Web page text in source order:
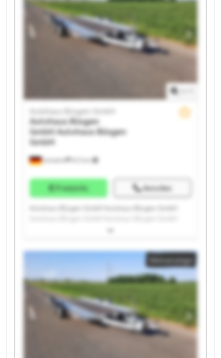
Autohaus Büsgen GmbH Autohaus Büsgen GmbH
Autohaus Büsgen GmbH Autohaus Büsgen GmbH
Schwelm
Autohaus Büsgen GmbH
Autohaus Büsgen
GmbHAutohaus Büsgen
GmbH
Preisinfo Anrufen
Autohaus Büsgen GmbH Autohaus Büsgen GmbH
Autohaus Büsgen GmbH Autohaus Büsgen GmbH
Autohaus Büsgen GmbH Autohaus Büsgen GmbH
Autohaus Büsgen GmbH Autohaus Büsgen GmbH
Autohaus Büsgen GmbH Autohaus Büsgen GmbH
Autohaus Büsgen GmbH Autohaus Büsgen GmbH
Autohaus Büsgen GmbH Autohaus Büsgen GmbH
Autohaus Büsgen GmbH Autohaus Büsgen GmbH
Kleinanzeige